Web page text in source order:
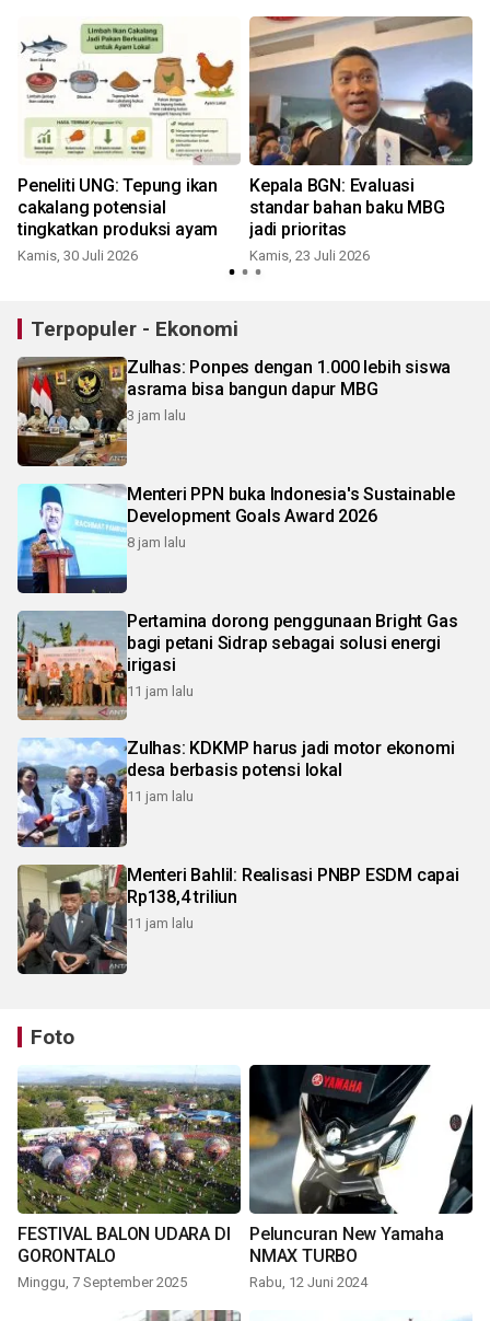
Peneliti UNG: Tepung ikan
cakalang potensial
tingkatkan produksi ayam
Kamis, 30 Juli 2026
Kepala BGN: Evaluasi
standar bahan baku MBG
jadi prioritas
Kamis, 23 Juli 2026
Terpopuler - Ekonomi
Zulhas: Ponpes dengan 1.000 lebih siswa
asrama bisa bangun dapur MBG
3 jam lalu
Menteri PPN buka Indonesia's Sustainable
Development Goals Award 2026
8 jam lalu
Pertamina dorong penggunaan Bright Gas
bagi petani Sidrap sebagai solusi energi
irigasi
11 jam lalu
Zulhas: KDKMP harus jadi motor ekonomi
desa berbasis potensi lokal
11 jam lalu
Menteri Bahlil: Realisasi PNBP ESDM capai
Rp138,4 triliun
11 jam lalu
Foto
FESTIVAL BALON UDARA DI
GORONTALO
Minggu, 7 September 2025
Peluncuran New Yamaha
NMAX TURBO
Rabu, 12 Juni 2024